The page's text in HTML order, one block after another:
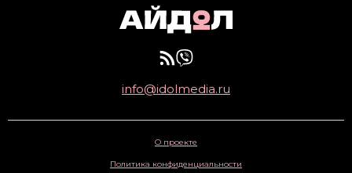
info@idolmedia.ru
О проекте
Политика конфиденциальности